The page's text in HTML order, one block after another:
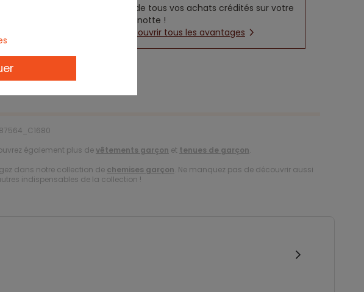
5% de tous vos achats crédités sur votre
cagnotte !
Découvrir tous les avantages
également plus devêtements garçon et tenues de garçon.
dans notre collection de chemises garçon. Ne manquez pas de découvrir aussi
indispensables de la collection !